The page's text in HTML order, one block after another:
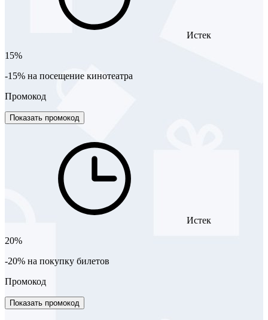
Истек
15%
-15% на посещение кинотеатра
Промокод
Показать промокод
Истек
20%
-20% на покупку билетов
Промокод
Показать промокод